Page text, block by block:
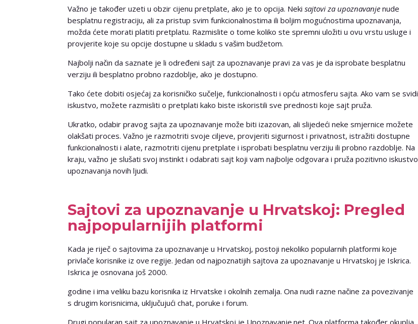
Važno je također uzeti u obzir cijenu pretplate, ako je to opcija. Nekisajtovi za upoznavanje nude
besplatnu registraciju, ali za pristup svim funkcionalnostima ili boljim mogućnostima upoznavanja,
možda ćete morati platiti pretplatu. Razmislite o tome koliko ste spremni uložiti u ovu vrstu usluge i
provjerite koje su opcije dostupne u skladu s vašim budžetom.
Najbolji način da saznate je li određeni sajt za upoznavanje pravi za vas je da isprobate besplatnu
verziju ili besplatno probno razdoblje, ako je dostupno.
Tako ćete dobiti osjećaj za korisničko sučelje, funkcionalnosti i opću atmosferu sajta. Ako vam se svidi
iskustvo, možete razmisliti o pretplati kako biste iskoristili sve prednosti koje sajt pruža.
Ukratko, odabir pravog sajta za upoznavanje može biti izazovan, ali slijedeći neke smjernice možete
olakšati proces. Važno je razmotriti svoje ciljeve, provjeriti sigurnost i privatnost, istražiti dostupne
funkcionalnosti i alate, razmotriti cijenu pretplate i isprobati besplatnu verziju ili probno razdoblje. Na
kraju, važno je slušati svoj instinkt i odabrati sajt koji vam najbolje odgovara i pruža pozitivno iskustvo
upoznavanja novih ljudi.
Sajtovi za upoznavanje u Hrvatskoj: Pregled
najpopularnijih platformi
Kada je riječ o sajtovima za upoznavanje u Hrvatskoj, postoji nekoliko popularnih platformi koje
privlače korisnike iz ove regije. Jedan od najpoznatijih sajtova za upoznavanje u Hrvatskoj je Iskrica.
Iskrica je osnovana još 2000.
godine i ima veliku bazu korisnika iz Hrvatske i okolnih zemalja. Ona nudi razne načine za povezivanje
s drugim korisnicima, uključujući chat, poruke i forum.
Drugi popularan sajt za upoznavanje u Hrvatskoj je Upoznavanje.net. Ova platforma također okuplja